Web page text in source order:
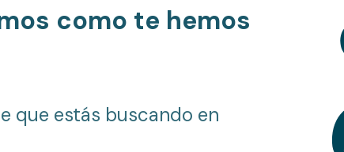
como te hemos
que estás buscando en